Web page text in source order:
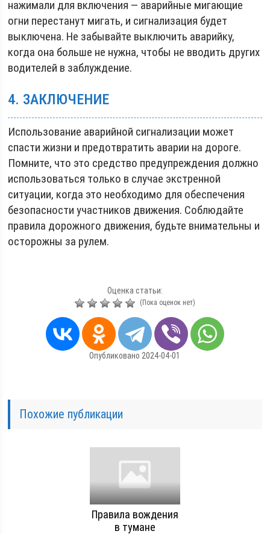
нажимали для включения — аварийные мигающие
огни перестанут мигать, и сигнализация будет
выключена. Не забывайте выключить аварийку,
когда она больше не нужна, чтобы не вводить других
водителей в заблуждение.
4. ЗАКЛЮЧЕНИЕ
Использование аварийной сигнализации может
спасти жизни и предотвратить аварии на дороге.
Помните, что это средство предупреждения должно
использоваться только в случае экстренной
ситуации, когда это необходимо для обеспечения
безопасности участников движения. Соблюдайте
правила дорожного движения, будьте внимательны и
осторожны за рулем.
Оценка статьи:
(Пока оценок нет)
Опубликовано 2024-04-01
Похожие публикации
Правила вождения
в тумане